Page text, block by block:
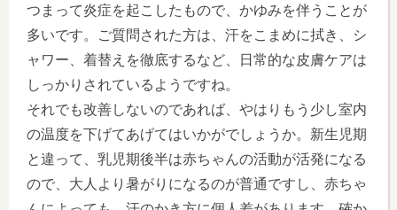
つまって炎症を起こしたもので、かゆみを伴うことが
多いです。ご質問された方は、汗をこまめに拭き、シ
ャワー、着替えを徹底するなど、日常的な皮膚ケアは
しっかりされているようですね。
それでも改善しないのであれば、やはりもう少し室内
の温度を下げてあげてはいかがでしょうか。新生児期
と違って、乳児期後半は赤ちゃんの活動が活発になる
ので、大人より暑がりになるのが普通ですし、赤ちゃ